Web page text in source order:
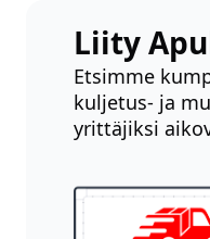
Liity
Etsimme
kuljetus- ja
yrittäjiksi